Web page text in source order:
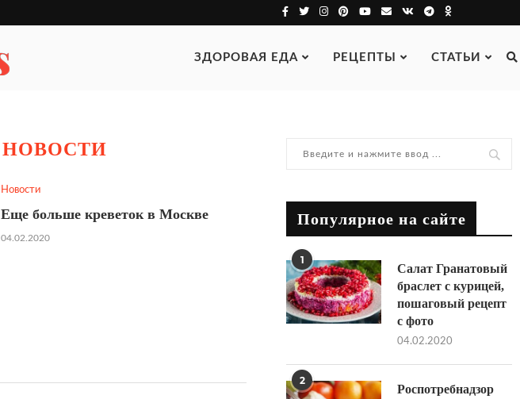
ЗДОРОВАЯ ЕДА РЕЦЕПТЫ СТАТЬИ
НОВОСТИ
Новости
Еще больше креветок в Москве
04.02.2020
Популярное на сайте
1
Салат Гранатовый
браслет с курицей,
пошаговый рецепт
с фото
04.02.2020
2
Роспотребнадзор